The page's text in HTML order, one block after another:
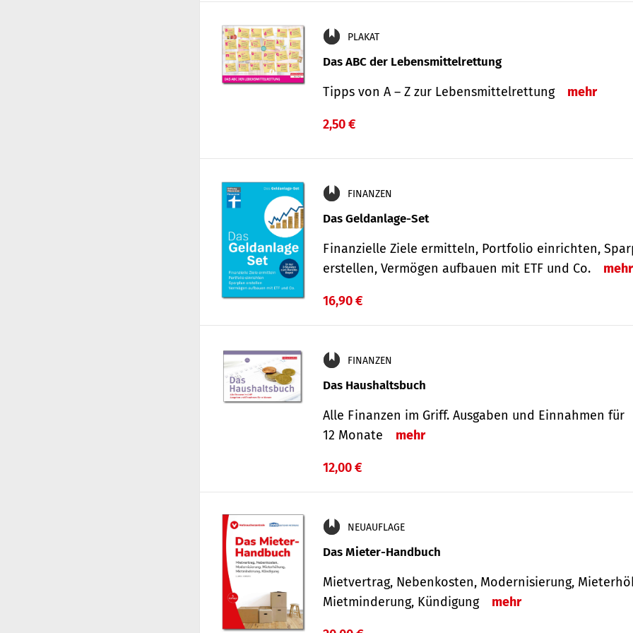
PLAKAT
Das ABC der Lebensmittelrettung
Tipps von A – Z zur Lebensmittelrettung mehr
2,50 €
FINANZEN
Das Geldanlage-Set
Finanzielle Ziele ermitteln, Portfolio einrichten,
erstellen, Vermögen aufbauen mit ETF und Co.
mehr
16,90 €
FINANZEN
Das Haushaltsbuch
Alle Finanzen im Griff. Aus­gaben und Ein­nahmen für
12 Monate
mehr
12,00 €
NEUAUFLAGE
Das Mieter-Handbuch
Mietvertrag, Nebenkosten, Modernisierung,
Mietminderung, Kündigung
mehr